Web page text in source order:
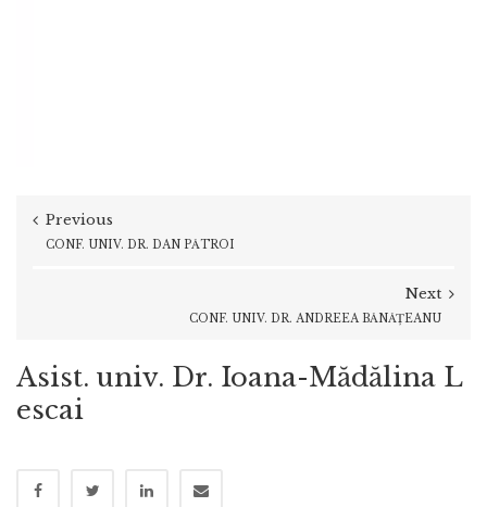
Previous
CONF. UNIV. DR. DAN PĂTROI
Next
CONF. UNIV. DR. ANDREEA BĂNĂȚEANU
Asist. univ. Dr. Ioana-Mădălina L
escai